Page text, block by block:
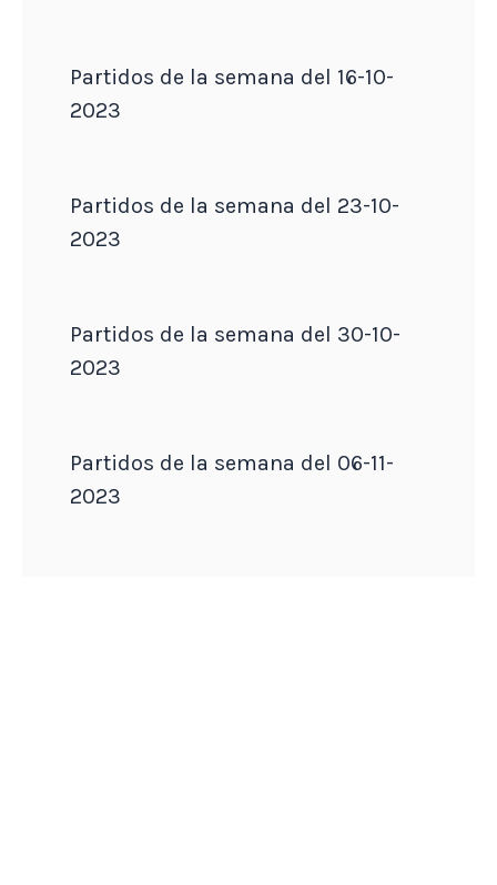
Partidos de la semana del 16-10-
2023
Partidos de la semana del 23-10-
2023
Partidos de la semana del 30-10-
2023
Partidos de la semana del 06-11-
2023